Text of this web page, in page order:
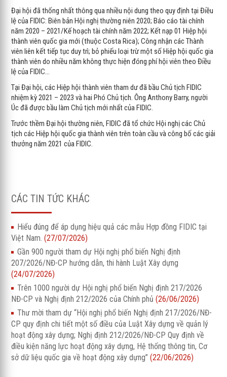
Đại hội đã thống nhất thông qua nhiều nội dung theo quy định tại Điều
lệ của FIDIC: Biên bản Hội nghị thường niên 2020; Báo cáo tài chính
năm 2020 – 2021/Kế hoạch tài chính năm 2022; Kết nạp 01 Hiệp hội
thành viên quốc gia mới (thuộc Costa Rica); Công nhận các Thành
viên liên kết tiếp tục duy trì; bỏ phiếu loại trừ một số Hiệp hội quốc gia
thành viên do nhiều năm không thực hiện đóng phí hội viên theo Điều
lệ của FIDIC…
Tại Đại hội, các Hiệp hội thành viên tham dư đã bầu Chủ tịch FIDIC
nhiệm kỳ 2021 – 2023 và hai Phó Chủ tịch. Ông Anthony Barry, người
Úc đã được bầu làm Chủ tịch mới nhất của FIDIC.
Trước thềm Đại hội thường niên, FIDIC đã tổ chức Hội nghị các Chủ
tịch các Hiệp hội quốc gia thành viên trên toàn cầu và công bố các giải
thưởng năm 2021 của FIDIC.
CÁC TIN TỨC KHÁC
Hiểu đúng để áp dụng hiệu quả các mẫu Hợp đồng FIDIC tại
Việt Nam.(27/07/2026)
Gần 900 người tham dự Hội nghị phổ biến Nghị định
207/2026/NĐ-CP hướng dẫn, thi hành Luật Xây dựng
(24/07/2026)
Trên 1000 người dự Hội nghị phổ biến Nghị định 217/2026
NĐ-CP và Nghị định 212/2026 của Chính phủ(26/06/2026)
Thư mời tham dự “Hội nghị phổ biến Nghị định 217/2026/NĐ-
CP quy định chi tiết một số điều của Luật Xây dựng về quản lý
hoạt động xây dựng; Nghị định 212/2026/NĐ-CP Quy định về
điều kiện năng lực hoạt động xây dựng, Hệ thống thông tin, Cơ
sở dữ liệu quốc gia về hoạt động xây dựng”(22/06/2026)